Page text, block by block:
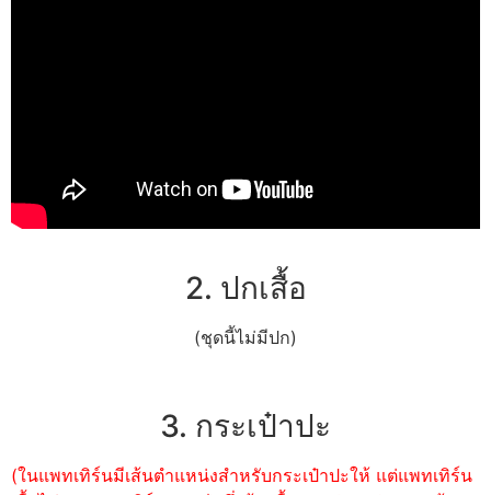
2. ปกเสื้อ
(ชุดนี้ไม่มีปก)
3. กระเป๋าปะ
(ในแพทเทิร์นมีเส้นตำแหน่งสำหรับกระเป๋าปะให้ แต่แพทเทิร์น